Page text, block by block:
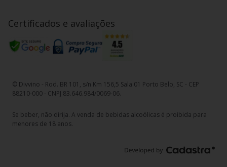
Certificados e avaliações
© Divvino - Rod. BR 101, s/n Km 156,5 Sala 01 Porto Belo, SC - CEP
88210-000 - CNPJ 83.646.984/0069-06.
Se beber, não dirija. A venda de bebidas alcoólicas é proibida para
menores de 18 anos.